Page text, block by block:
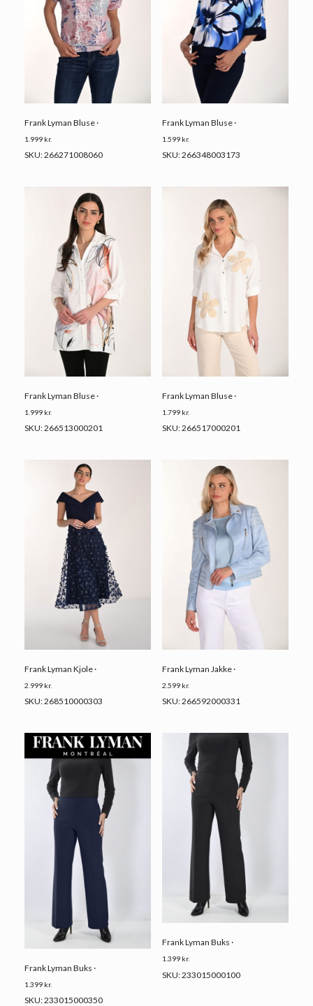
Frank Lyman Bluse ·
1.999 kr.
SKU: 266271008060
Frank Lyman Bluse ·
1.599 kr.
SKU: 266348003173
Frank Lyman Bluse ·
1.999 kr.
SKU: 266513000201
Frank Lyman Bluse ·
1.799 kr.
SKU: 266517000201
Frank Lyman Kjole ·
2.999 kr.
SKU: 268510000303
Frank Lyman Jakke ·
2.599 kr.
SKU: 266592000331
Frank Lyman Buks ·
1.399 kr.
SKU: 233015000350
Frank Lyman Buks ·
1.399 kr.
SKU: 233015000100